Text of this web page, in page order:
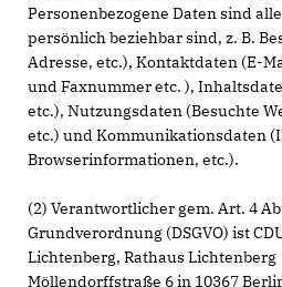
Personenbezogene Daten sind
persönlich beziehbar sind, z. B.
Adresse, etc.), Kontaktdaten (E-
und Faxnummer etc. ),
etc.), Nutzungsdaten (Besuchte
etc.) und Kommunikationsdaten
Browserinformationen, etc.).
(2) Verantwortlicher gem. Art. 4
Grundverordnung (DSGVO) ist
Lichtenberg, Rathaus Lichtenberg
Möllendorffstraße 6 in 10367